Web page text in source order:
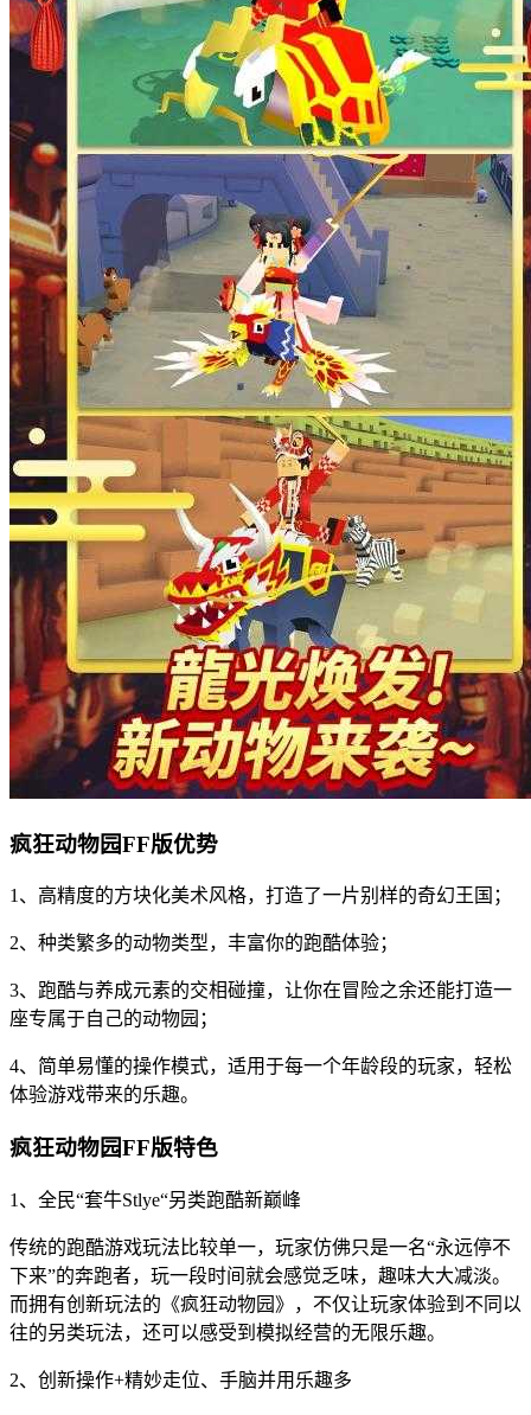
疯狂动物园FF版优势
1、高精度的方块化美术风格，打造了一片别样的奇幻王国；
2、种类繁多的动物类型，丰富你的跑酷体验；
3、跑酷与养成元素的交相碰撞，让你在冒险之余还能打造一
座专属于自己的动物园；
4、简单易懂的操作模式，适用于每一个年龄段的玩家，轻松
体验游戏带来的乐趣。
疯狂动物园FF版特色
1、全民“套牛Stlye“另类跑酷新巅峰
传统的跑酷游戏玩法比较单一，玩家仿佛只是一名“永远停不
下来”的奔跑者，玩一段时间就会感觉乏味，趣味大大减淡。
而拥有创新玩法的《疯狂动物园》，不仅让玩家体验到不同以
往的另类玩法，还可以感受到模拟经营的无限乐趣。
2、创新操作+精妙走位、手脑并用乐趣多